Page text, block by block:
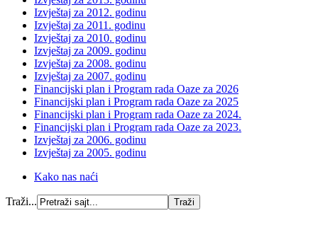
Izvještaj za 2012. godinu
Izvještaj za 2011. godinu
Izvještaj za 2010. godinu
Izvještaj za 2009. godinu
Izvještaj za 2008. godinu
Izvještaj za 2007. godinu
Financijski plan i Program rada Oaze za 2026
Financijski plan i Program rada Oaze za 2025
Financijski plan i Program rada Oaze za 2024.
Financijski plan i Program rada Oaze za 2023.
Izvještaj za 2006. godinu
Izvještaj za 2005. godinu
Kako nas naći
Traži...